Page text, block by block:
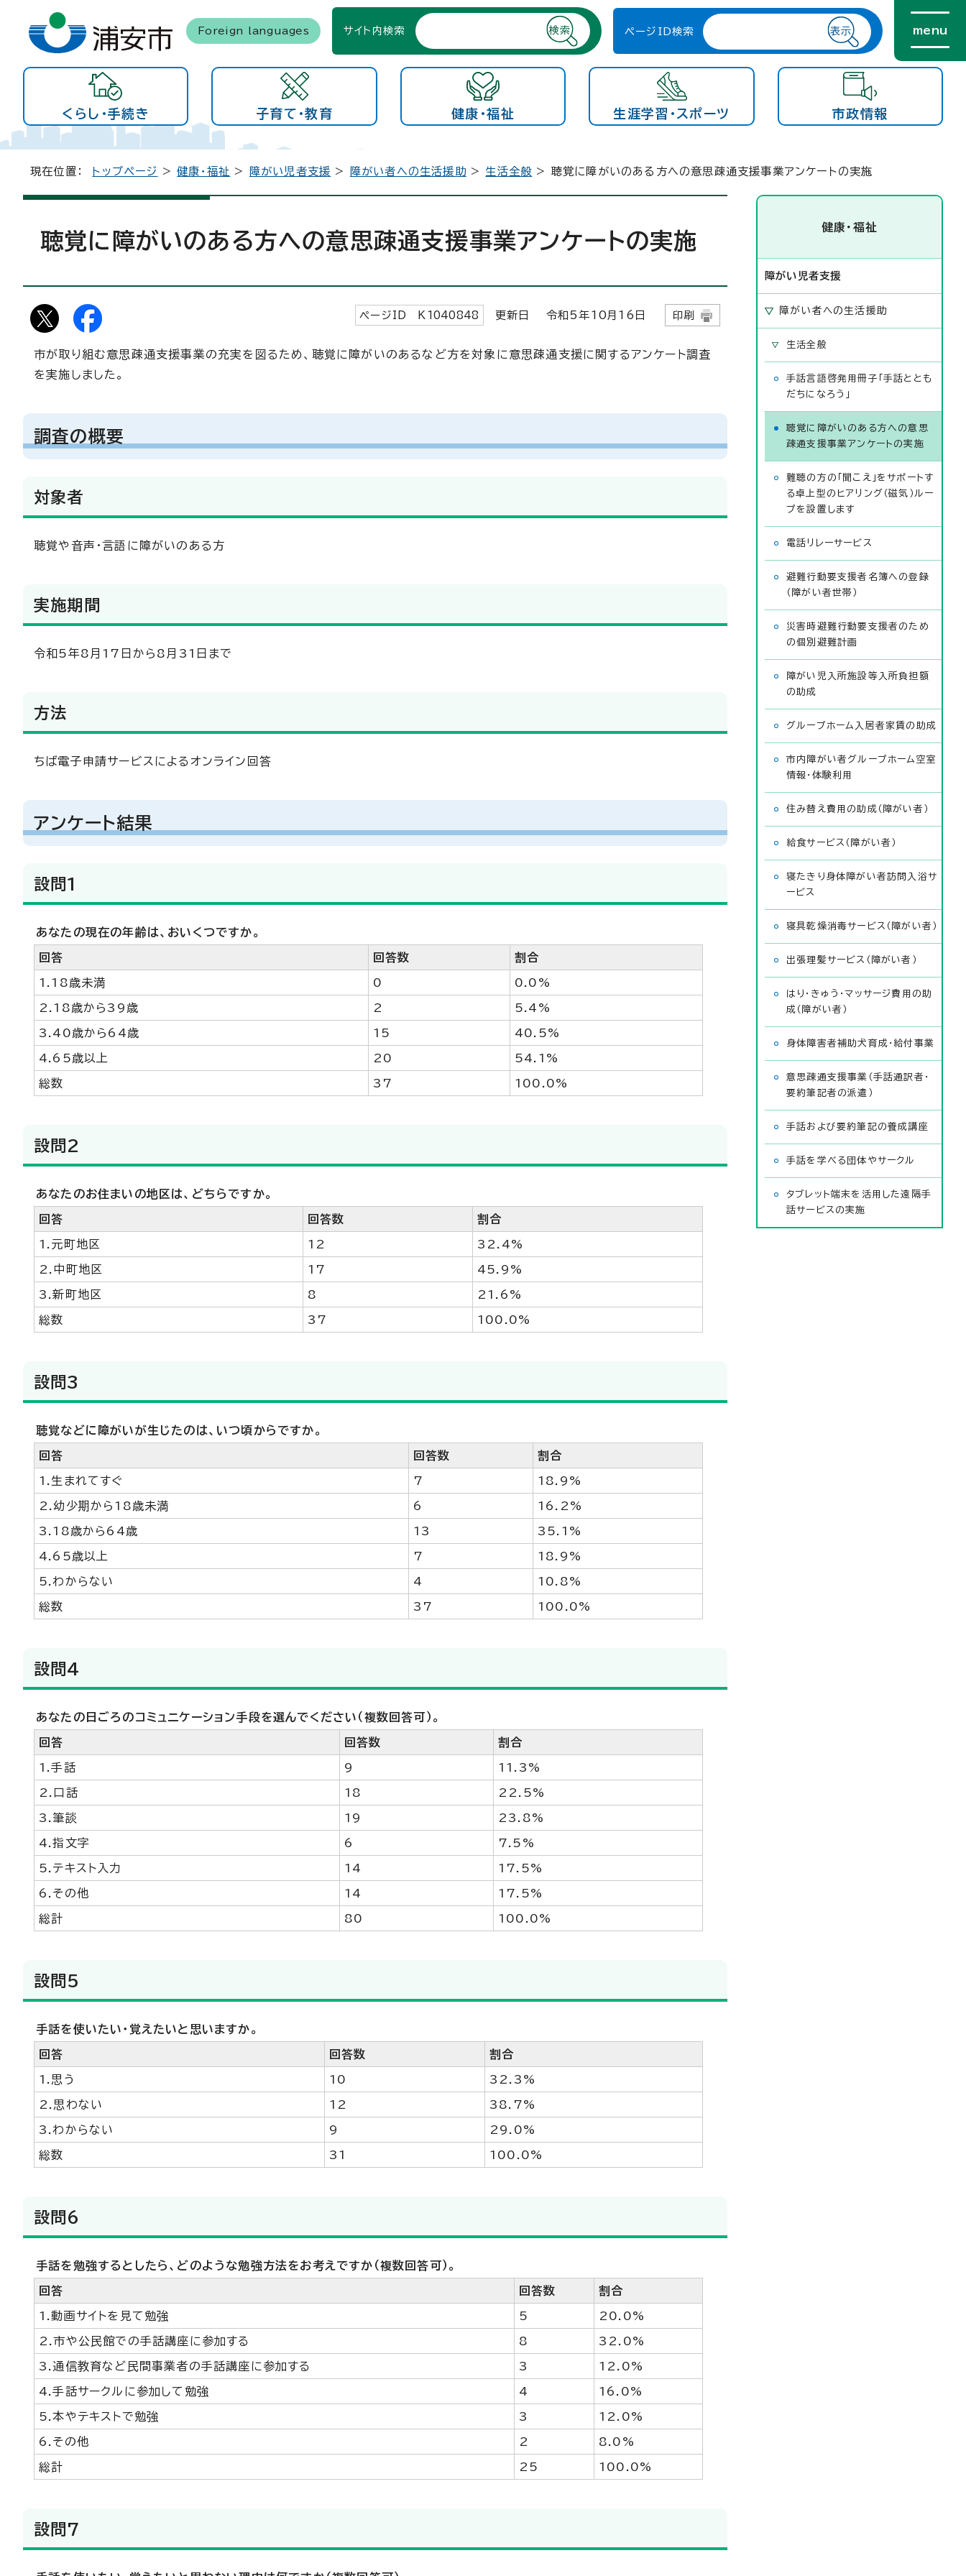
Foreign languages サイト内検索 ページID検索 menu
くらし・手続き 子育て・教育 健康・福祉 生涯学習・スポーツ 市政情報
現在位置： トップページ >健康・福祉 > 障がい児者支援 > 障がい者への生活援助 > 生活全般 > 聴覚に障がいのある方への意思疎通支援事業アンケートの実施
聴覚に障がいのある方への意思疎通支援事業アンケートの実施
ページID K 1040848 更新日 令和5年 10 月 16 日 印刷
市が取り組む意思疎通支援事業の充実を図るため、聴覚に障がいのあるなど方を対象に意思疎通支援に関するアンケート調査
を実施しました。
調査の概要
対象者
聴覚や音声・言語に障がいのある方
実施期間
令和5年8月17日から8月31日まで
方法
ちば電子申請サービスによるオンライン回答
アンケート結果
設問1
あなたの現在の年齢は、おいくつですか。
回答 回答数 割合
1.18歳未満 0 0.0%
2.18歳から39歳 2 5.4%
3.40歳から64歳 15 40.5%
4.65歳以上 20 54.1%
総数 37 100.0%
設問2
あなたのお住まいの地区は、どちらですか。
回答 回答数 割合
1.元町地区 12 32.4%
2.中町地区 17 45.9%
3.新町地区 8 21.6%
総数 37 100.0%
設問3
聴覚などに障がいが生じたのは、いつ頃からですか。
回答 回答数 割合
1.生まれてすぐ 7 18.9%
2.幼少期から18歳未満 6 16.2%
3.18歳から64歳 13 35.1%
4.65歳以上 7 18.9%
5.わからない 4 10.8%
総数 37 100.0%
設問4
あなたの日ごろのコミュニケーション手段を選んでください（複数回答可）。
回答 回答数 割合
1.手話 9 11.3%
2.口話 18 22.5%
3.筆談 19 23.8%
4.指文字 6 7.5%
5.テキスト入力 14 17.5%
6.その他 14 17.5%
総計 80 100.0%
設問5
手話を使いたい・覚えたいと思いますか。
回答 回答数 割合
1.思う 10 32.3%
2.思わない 12 38.7%
3.わからない 9 29.0%
総数 31 100.0%
設問6
手話を勉強するとしたら、どのような勉強方法をお考えですか（複数回答可）。
回答 回答数 割合
1.動画サイトを見て勉強 5 20.0%
2.市や公民館での手話講座に参加する 8 32.0%
3.通信教育など民間事業者の手話講座に参加する 3 12.0%
4.手話サークルに参加して勉強 4 16.0%
5.本やテキストで勉強 3 12.0%
6.その他 2 8.0%
総計 25 100.0%
設問7
健康・福祉
障がい児者支援
障がい者への生活援助
生活全般
手話言語啓発用冊子「手話ととも
だちになろう」
聴覚に障がいのある方への意思
疎通支援事業アンケートの実施
難聴の方の「聞こえ」をサポートす
る卓上型のヒアリング（磁気）ルー
プを設置します
電話リレーサービス
避難行動要支援者名簿への登録
（障がい者世帯）
災害時避難行動要支援者のため
の個別避難計画
障がい児入所施設等入所負担額
の助成
グループホーム入居者家賃の助成
市内障がい者グループホーム空室
情報・体験利用
住み替え費用の助成（障がい者）
給食サービス（障がい者）
寝たきり身体障がい者訪問入浴サ
ービス
寝具乾燥消毒サービス（障がい者）
出張理髪サービス（障がい者）
はり・きゅう・マッサージ費用の助
成（障がい者）
身体障害者補助犬育成・給付事業
意思疎通支援事業（手話通訳者・
要約筆記者の派遣）
手話および要約筆記の養成講座
手話を学べる団体やサークル
タブレット端末を活用した遠隔手
話サービスの実施